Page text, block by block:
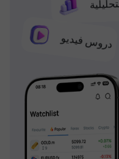
دروس فيديو